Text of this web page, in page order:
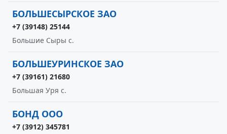
БОЛЬШЕСЫРСКОЕ ЗАО
+7 (39148) 25144
Большие Сыры с.
БОЛЬШЕУРИНСКОЕ ЗАО
+7 (39161) 21680
Большая Уря с.
БОНД ООО
+7 (3912) 345781